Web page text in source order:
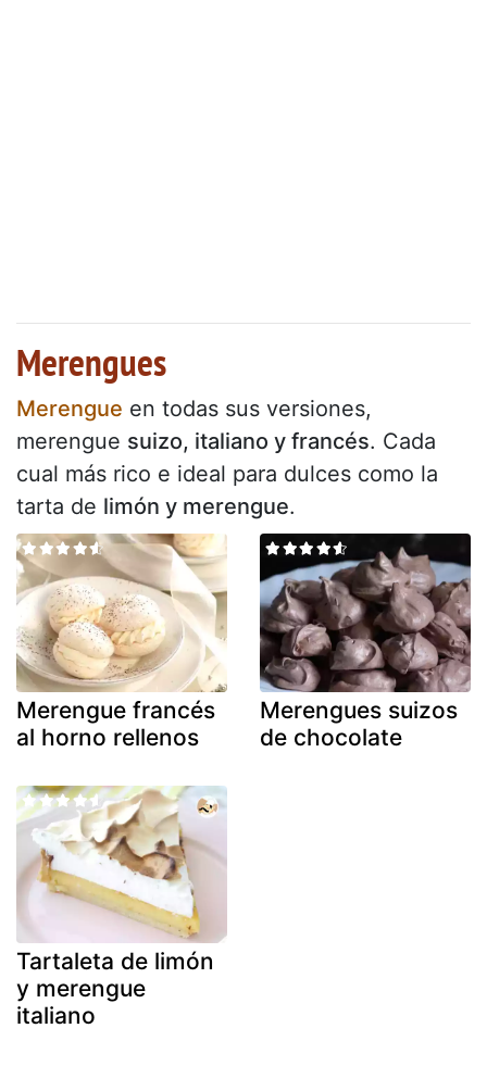
Merengues
Merengue en todas sus versiones,
merengue suizo, italiano y francés. Cada
cual más rico e ideal para dulces como la
tarta de limón y merengue.
Merengue francés
al horno rellenos
Merengues suizos
de chocolate
Tartaleta de limón
y merengue
italiano